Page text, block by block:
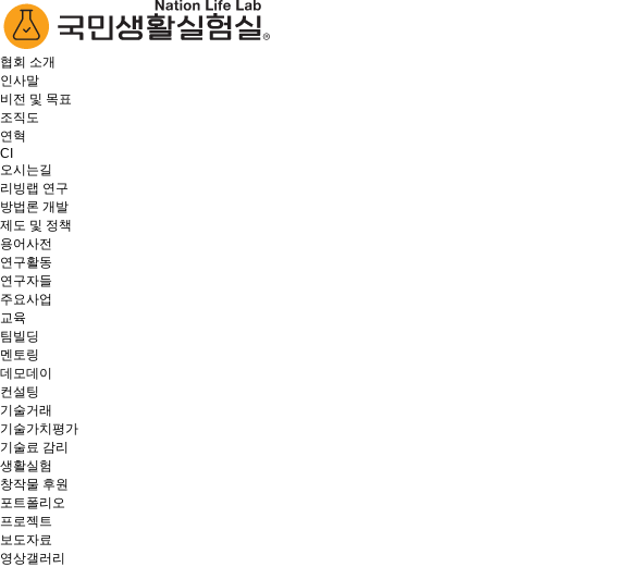
협회 소개
인사말
비전 및 목표
조직도
연혁
CI
오시는길
리빙랩 연구
방법론 개발
제도 및 정책
용어사전
연구활동
연구자들
주요사업
교육
팀빌딩
멘토링
데모데이
컨설팅
기술거래
기술가치평가
기술료 감리
생활실험
창작물 후원
포트폴리오
프로젝트
보도자료
영상갤러리